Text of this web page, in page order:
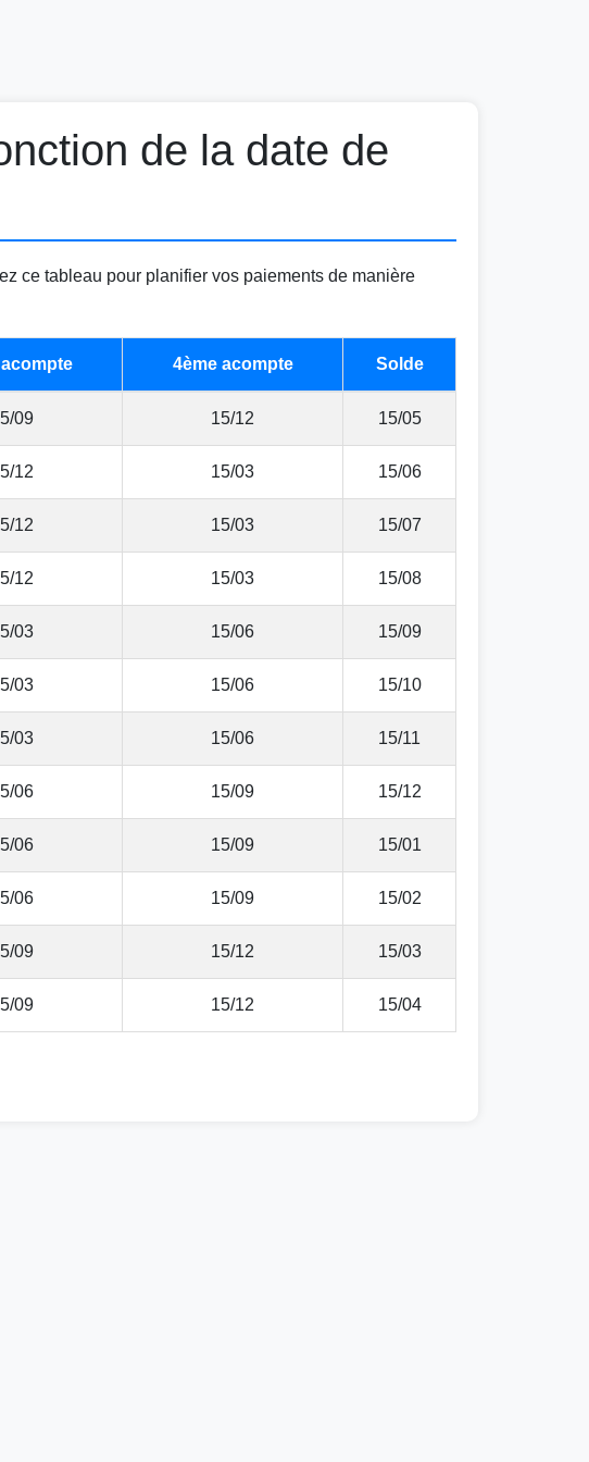
de la date de
ce tableau pour planifier vos paiements de manière
4ème acompte Solde
09 15/12 15/05
12 15/03 15/06
12 15/03 15/07
12 15/03 15/08
03 15/06 15/09
03 15/06 15/10
03 15/06 15/11
06 15/09 15/12
06 15/09 15/01
06 15/09 15/02
09 15/12 15/03
09 15/12 15/04